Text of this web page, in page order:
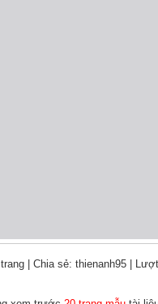
Chia sẻ: thienanh95 |